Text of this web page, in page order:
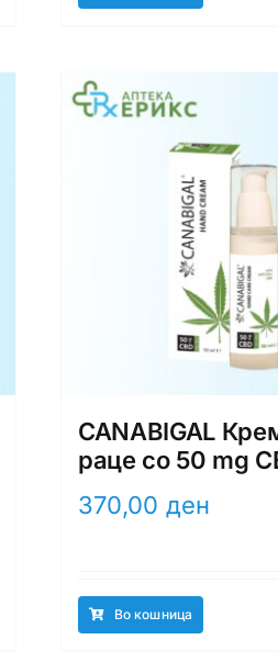
CANABIGAL
раце со 50 mg
370,00 ден
Во кошница